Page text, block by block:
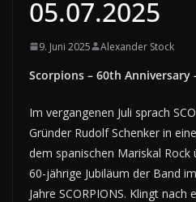
05.07.2025
9. Juni 2025 Alexander Stock
Scorpions – 60th Anniversary
Im vergangenen Juli sprach
Gründer Rudolf Schenker in
dem spanischen Mariskal
60-jährige Jubiläum der Band
Jahre SCORPIONS. Klingt nach